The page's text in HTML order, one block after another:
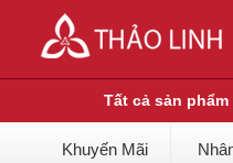
Tất cả sản phẩm
Khuyến Mãi